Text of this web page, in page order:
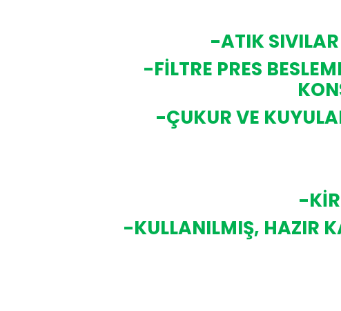
-ATIK
-FİLTRE PRES
-ÇUKUR VE
-
-KULLANILMIŞ, HAZIR